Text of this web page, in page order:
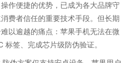
作便捷的优势，已成为各大品牌守
费者信任的重要技术手段。但长期
以逾越的痛点：苹果手机无法在微
签、完成芯片级防伪验证。